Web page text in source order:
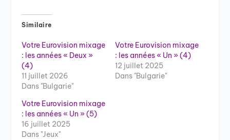
Similaire
Votre Eurovision mixage
: les années « Deux »
(4)
11 juillet 2026
Dans "Bulgarie"
Votre Eurovision mixage
: les années « Un » (4)
12 juillet 2025
Dans "Bulgarie"
Votre Eurovision mixage
: les années « Un » (5)
16 juillet 2025
Dans "Jeux"